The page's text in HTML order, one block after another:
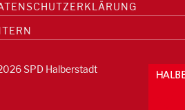
SPD Halberstadt